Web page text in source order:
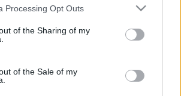
website/app uses one or more Google
or usage behaviour. You may click to
to Google and its third-party tags to
specified purposes in below Google
Processing Opt Outs
of the Sharing of my
of the Sale of my